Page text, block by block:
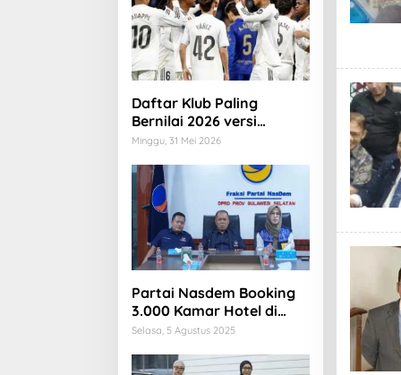
Daftar Klub Paling
Bernilai 2026 versi
Forbes: Real Madrid
Manchester United
Minggu, 31 Mei 2026
Partai Nasdem Booking
3.000 Kamar Hotel di
Makassar
Selasa, 5 Agustus 2025